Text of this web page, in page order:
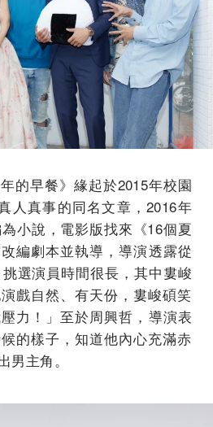
的早餐》緣起於2015年校園
人真事的同名文章，2016年
小說，電影版找來《16個夏
編劇本並執導，導演透露從
選演員時間很長，其中婁峻
戲自然、有天份， 婁峻碩笑
力！」至於周興哲，導演表
的樣子， 知道他內心充滿赤
男主角。